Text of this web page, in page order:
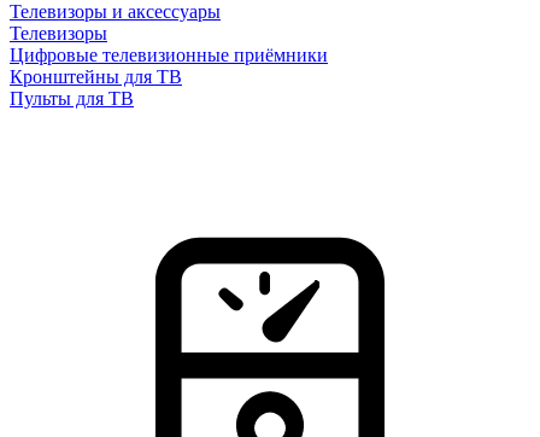
Телевизоры и аксессуары
Телевизоры
Цифровые телевизионные приёмники
Кронштейны для ТВ
Пульты для ТВ